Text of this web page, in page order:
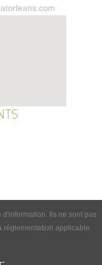
Ils ne sont pas
réglementation applicable.